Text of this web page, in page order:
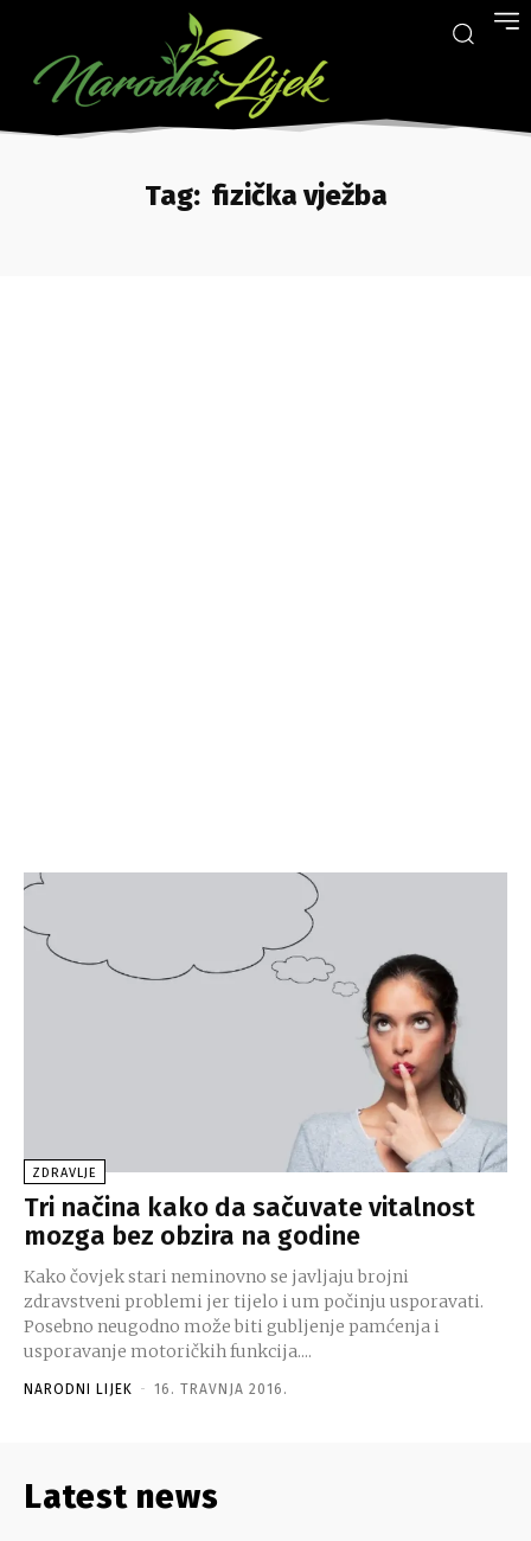
Tag: fizička vježba
ZDRAVLJE
Tri načina kako da sačuvate vitalnost
mozga bez obzira na godine
Kako čovjek stari neminovno se javljaju brojni
zdravstveni problemi jer tijelo i um počinju usporavati.
Posebno neugodno može biti gubljenje pamćenja i
usporavanje motoričkih funkcija....
NARODNI LIJEK - 16. TRAVNJA 2016.
Latest news